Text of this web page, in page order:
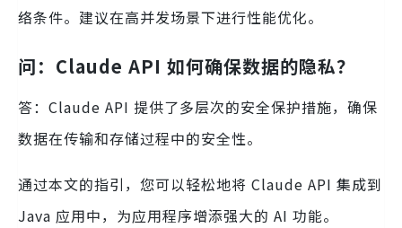
络条件。建议在高并发场景下进行性能优化。
问：Claude API 如何确保数据的隐私？
答：Claude API 提供了多层次的安全保护措施，确保
数据在传输和存储过程中的安全性。
通过本文的指引，您可以轻松地将 Claude API 集成到
Java 应用中，为应用程序增添强大的 AI 功能。